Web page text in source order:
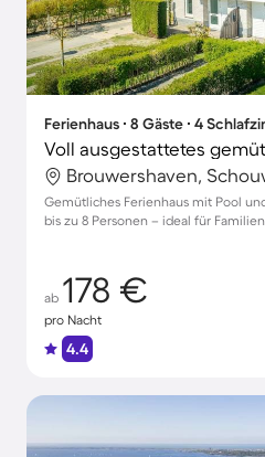
Ferienhaus ∙ 8 Gäste ∙ 4
Gemütliches Ferienhaus mit Pool
bis zu 8 Personen – ideal für
ab 178 €
pro Nacht
4.4